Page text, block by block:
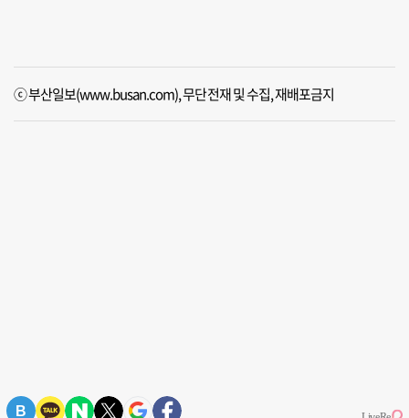
ⓒ 부산일보(www.busan.com), 무단전재 및 수집, 재배포금지